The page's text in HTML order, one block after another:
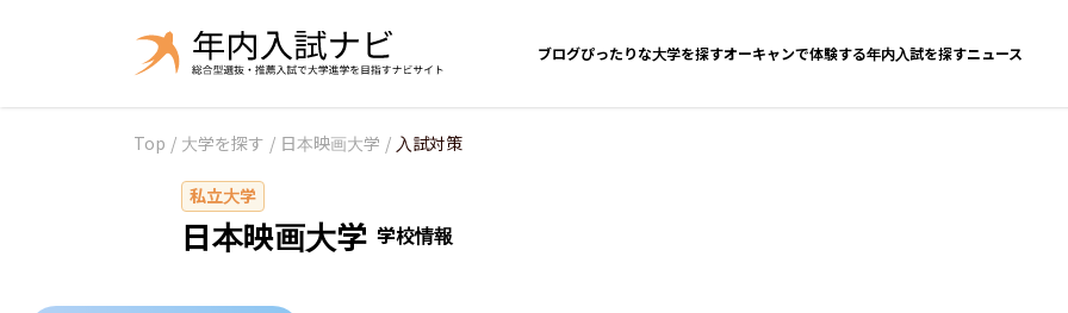
ブログぴったりな大学を探すオーキャンで体験する年内入試を探すニュース
Top / 大学を探す / 日本映画大学 / 入試対策
私立大学
日本映画大学 学校情報